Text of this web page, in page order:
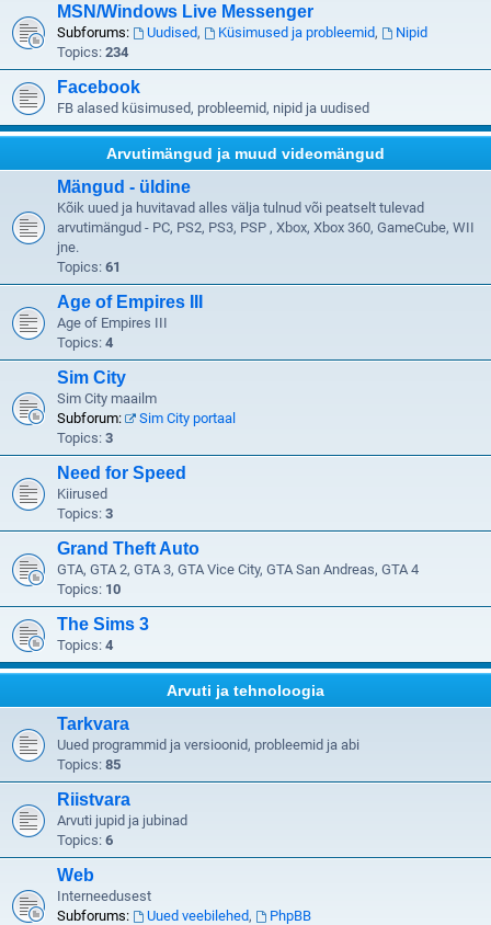
MSN/Windows Live Messenger
Subforums: Uudised, Küsimused ja probleemid,
Nipid
Topics: 234
Facebook
FB alased küsimused, probleemid, nipid ja uudised
Arvutimängud ja muud videomängud
Mängud - üldine
Kõik uued ja huvitavad alles välja tulnud või peatselt tulevad
arvutimängud - PC, PS2, PS3, PSP , Xbox, Xbox 360, GameCube, WII
jne.
Topics: 61
Age of Empires III
Age of Empires III
Topics: 4
Sim City
Sim City maailm
Subforum:
Sim City portaal
Topics: 3
Need for Speed
Kiirused
Topics: 3
Grand Theft Auto
GTA, GTA 2, GTA 3, GTA Vice City, GTA San Andreas, GTA 4
Topics: 10
The Sims 3
Topics: 4
Arvuti ja tehnoloogia
Tarkvara
Uued programmid ja versioonid, probleemid ja abi
Topics: 85
Riistvara
Arvuti jupid ja jubinad
Topics: 6
Web
Interneedusest
Subforums:
Uued veebilehed,
PhpBB